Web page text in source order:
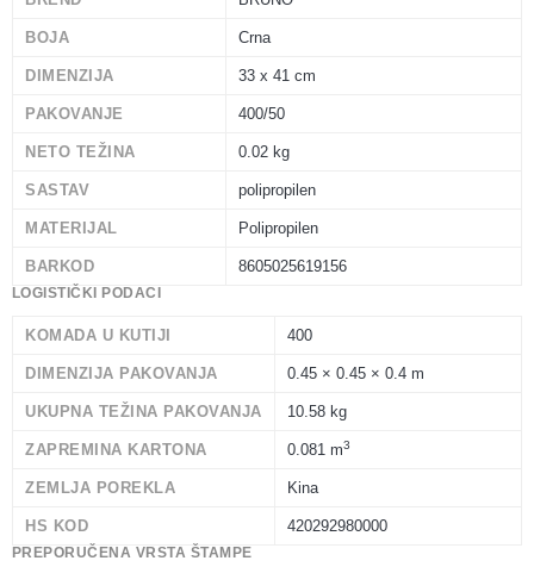
BOJA Crna
DIMENZIJA 33 x 41 cm
PAKOVANJE 400/50
NETO TEŽINA 0.02 kg
SASTAV polipropilen
MATERIJAL Polipropilen
BARKOD 8605025619156
LOGISTIČKI PODACI
KOMADA U KUTIJI 400
DIMENZIJA PAKOVANJA 0.45 × 0.45 × 0.4 m
UKUPNA TEŽINA PAKOVANJA 10.58 kg
ZAPREMINA KARTONA 0.081 m3
ZEMLJA POREKLA Kina
HS KOD 420292980000
PREPORUČENA VRSTA ŠTAMPE